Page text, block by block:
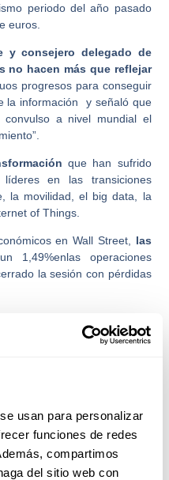
usan para personalizar
funciones de redes
compartimos
del sitio web con
periodo del año pasado
euros.
y consejero delegado de
no hacen más que reflejar
progresos para conseguir
la información y señaló que
a nivel mundial el
que han sufrido
en las transiciones
la movilidad, el big data, la
of Things.
en Wall Street, las
1,49%enlas operaciones
la sesión con pérdidas
Consejo de Administración
que se pagará el día 22 de
registrados al cierre
todos salimos ganando.